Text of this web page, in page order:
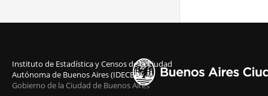
Instituto de Estadística y Censos de la Ciudad
Autónoma de Buenos Aires (IDECBA)
Gobierno de la Ciudad de Buenos Aires